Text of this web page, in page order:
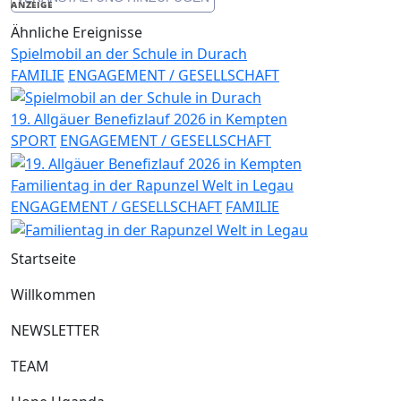
Link
ANZEIGE
Ähnliche Ereignisse
Spielmobil an der Schule in Durach
FAMILIE ENGAGEMENT / GESELLSCHAFT
19. Allgäuer Benefizlauf 2026 in Kempten
SPORT ENGAGEMENT / GESELLSCHAFT
Familientag in der Rapunzel Welt in Legau
ENGAGEMENT / GESELLSCHAFT FAMILIE
Startseite
Willkommen
NEWSLETTER
TEAM